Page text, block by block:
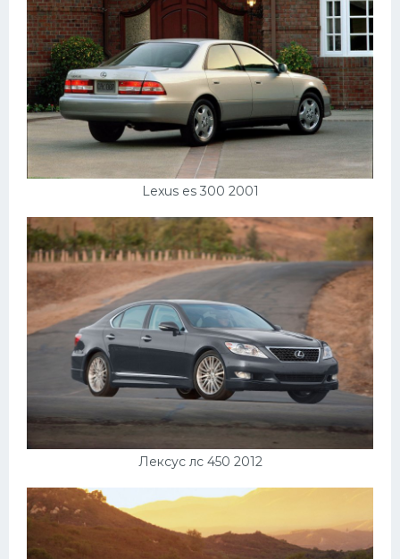
Lexus es 300 2001
Лексус лс 450 2012